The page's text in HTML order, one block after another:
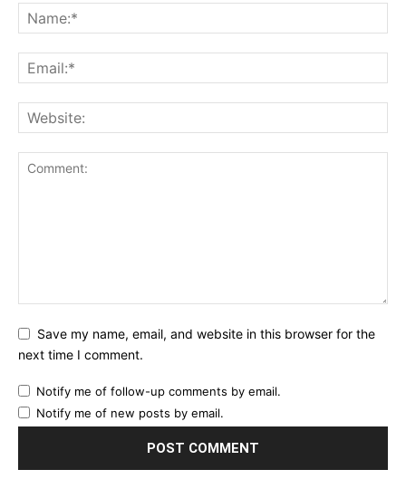
Save my name, email, and website in this browser for the
next time I comment.
Notify me of follow-up comments by email.
Notify me of new posts by email.